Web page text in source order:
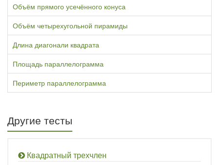
Объём прямого усечённого конуса
Объём четырехугольной пирамиды
Длина диагонали квадрата
Площадь параллелограмма
Периметр параллелограмма
Другие тесты
Квадратный трехчлен